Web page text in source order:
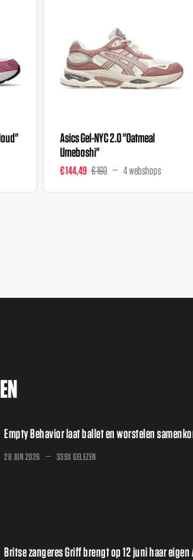
Asics Gel-NYC 2.0 "Oatmeal
Umeboshi"
€ 144,49 € 160 4 webshops
Empty Behavior laat ballet en worstelen
28 JUN 2026 339X GELEZEN
Britse zangeres Griff brengt op 12 juni haar eigen